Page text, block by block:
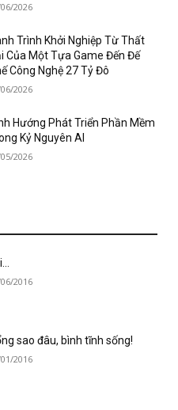
2026
Trình Khởi Nghiệp Từ Thất
Của Một Tựa Game Đến Đế
Công Nghệ 27 Tỷ Đô
2026
Hướng Phát Triển Phần Mềm
Kỷ Nguyên AI
2026
2016
sao đâu, bình tĩnh sống!
2016